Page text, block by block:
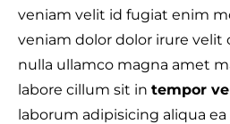
veniam velit id fugiat enim
veniam dolor dolor irure
nulla ullamco magna amet
labore cillum sit in tempor
laborum adipisicing aliqua